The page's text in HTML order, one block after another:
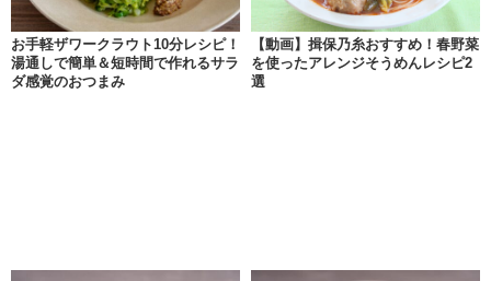
お手軽ザワークラウト10分レシピ！
湯通しで簡単＆短時間で作れるサラ
ダ感覚のおつまみ
【動画】揖保乃糸おすすめ！春野菜
を使ったアレンジそうめんレシピ2
選